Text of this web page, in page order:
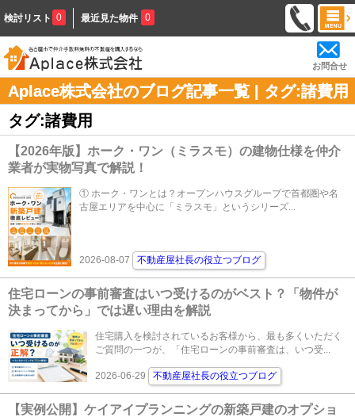
検討リスト 0 最近見た物件 0
お問合せ
Aplace株式会社のブログ記事一覧 | タグ:諸費用
タグ:諸費用
【2026年版】ホーク・ワン（ミラスモ）の建物仕様を仲介
業者が実物写真で解説！
① ホーク・ワンとは？オープンハウスグループで首都圏や名
古屋エリアを中心に「ミラスモ」というシリーズ...
2026-08-07 不動産屋社長の役立つブログ
住宅ローンの事前審査はいつ受けるのがベスト？「物件が
決まってから」では遅い理由を解説
住宅購入を検討されているお客様から、最も多くいただく
ご質問の一つが、「住宅ローンの事前審査は、いつ受...
2026-06-29 不動産屋社長の役立つブログ
【実例公開】ケイアイプランニングの新築戸建のオプショ